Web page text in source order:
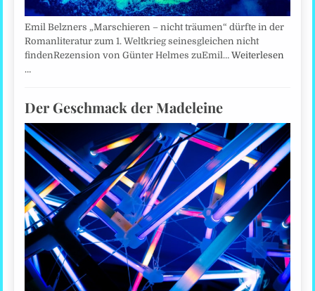
Emil Belzners „Marschieren – nicht träumen“ dürfte in der
Romanliteratur zum 1. Weltkrieg seinesgleichen nicht
findenRezension von Günter Helmes zuEmil…Weiterlesen
…
Der Geschmack der Madeleine